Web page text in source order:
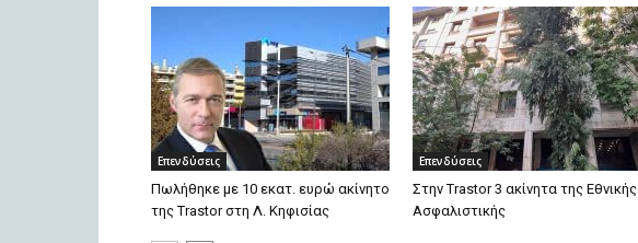
Επενδύσεις
Πωλήθηκε με 10 εκατ. ευρώ ακίνητο
της Trastor στη Λ. Κηφισίας
Επενδύσεις
Στην Trastor 3 ακίνητα της Εθνικής
Ασφαλιστικής